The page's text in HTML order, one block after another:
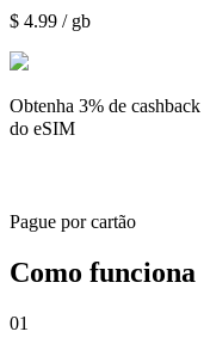
$ 4.99 / gb
Obtenha 3% de cashback
do eSIM
Pague por cartão
Como funciona
01